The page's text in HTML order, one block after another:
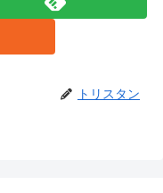
トリスタン